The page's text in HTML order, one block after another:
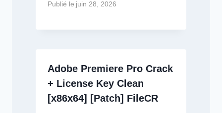
Publié le juin 28, 2026
Adobe Premiere Pro Crack
+ License Key Clean
[x86x64] [Patch] FileCR